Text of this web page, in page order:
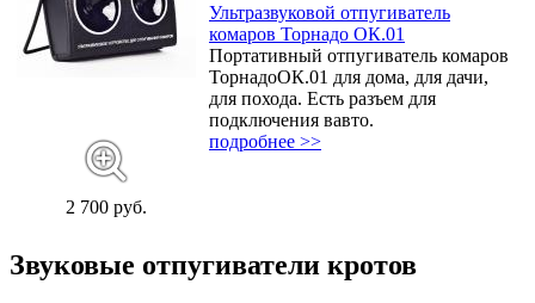
2 700 руб.
Ультразвуковой отпугиватель
комаров Торнадо ОК.01
Портативный отпугиватель комаров
ТорнадоОК.01 для дома, для дачи,
для похода. Есть разъем для
подключения вавто.
подробнее >>
Звуковые отпугиватели кротов